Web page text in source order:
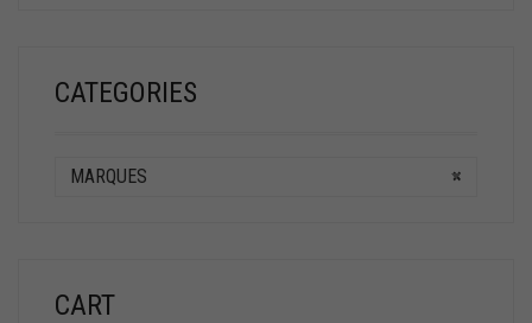
CATEGORIES
×
MARQUES
CART